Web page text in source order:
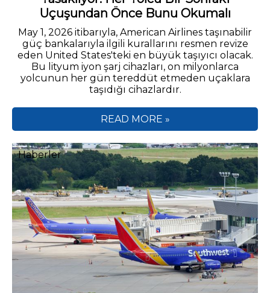
Uçuşundan Önce Bunu Okumalı
May 1, 2026 itibarıyla, American Airlines taşınabilir
güç bankalarıyla ilgili kurallarını resmen revize
eden United States'teki en büyük taşıyıcı olacak.
Bu lityum iyon şarj cihazları, on milyonlarca
yolcunun her gün tereddüt etmeden uçaklara
taşıdığı cihazlardır.
READ MORE »
Haberler